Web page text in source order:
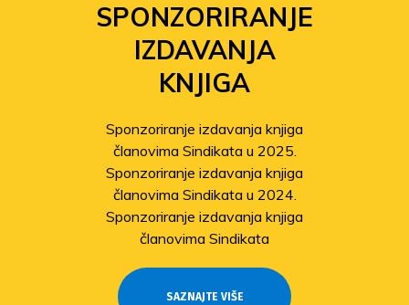
SPONZORIRANJE
IZDAVANJA
KNJIGA
Sponzoriranje izdavanja knjiga
članovima Sindikata u 2025.
Sponzoriranje izdavanja knjiga
članovima Sindikata u 2024.
Sponzoriranje izdavanja knjiga
članovima Sindikata
SAZNAJTE VIŠE